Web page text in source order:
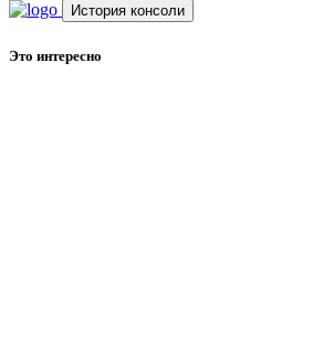
История консоли
Это интересно